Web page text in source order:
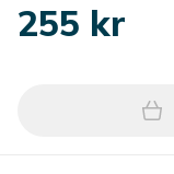
255 kr